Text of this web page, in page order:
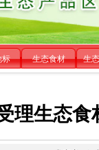
标 生态食材 生
理生态